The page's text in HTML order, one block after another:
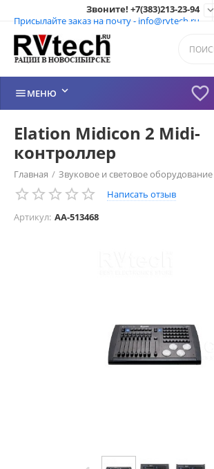
Звоните! +7(383)213-23-94
Присылайте заказ на почту - info@rvtech.ru


МЕНЮ 
Elation Midicon 2 Midi-
контроллер
Главная / Звуковое и световое оборудование
Написать отзыв
Артикул: AA-513468